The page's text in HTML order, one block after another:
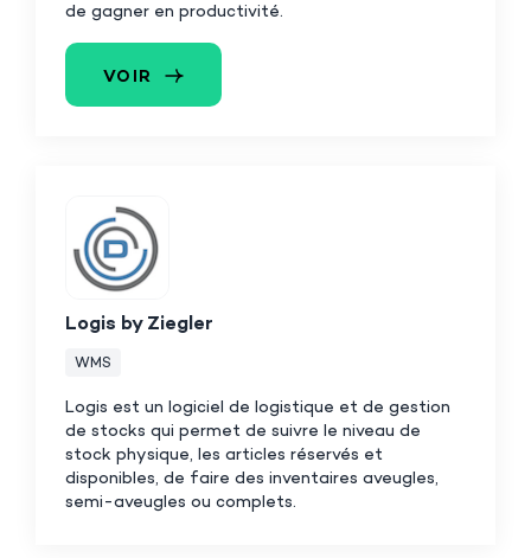
de gagner en productivité.
VOIR
Logis by Ziegler
WMS
Logis est un logiciel de logistique et de gestion
de stocks qui permet de suivre le niveau de
stock physique, les articles réservés et
disponibles, de faire des inventaires aveugles,
semi-aveugles ou complets.